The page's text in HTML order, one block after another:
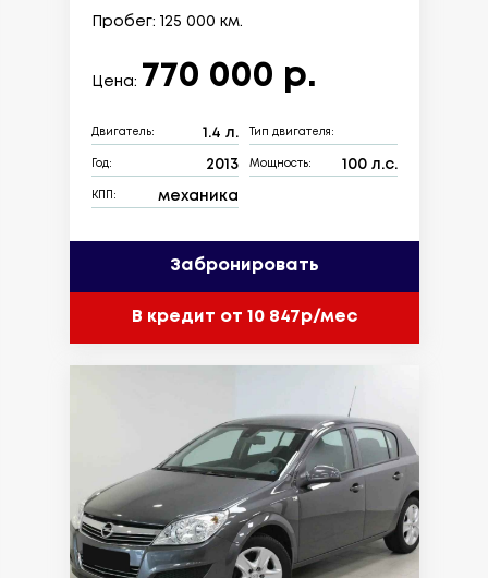
Пробег: 125 000 км.
Цена: 770 000 р.
Двигатель: 1.4 л. Тип двигателя:
Год: 2013 Мощность: 100 л.с.
КПП: механика
Забронировать
В кредит от 10 847р/мес